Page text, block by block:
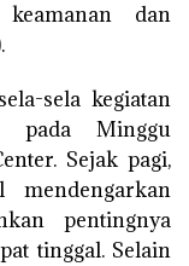
dan
sela kegiatan
pada Minggu
Sejak pagi,
pentingnya
tinggal. Selain